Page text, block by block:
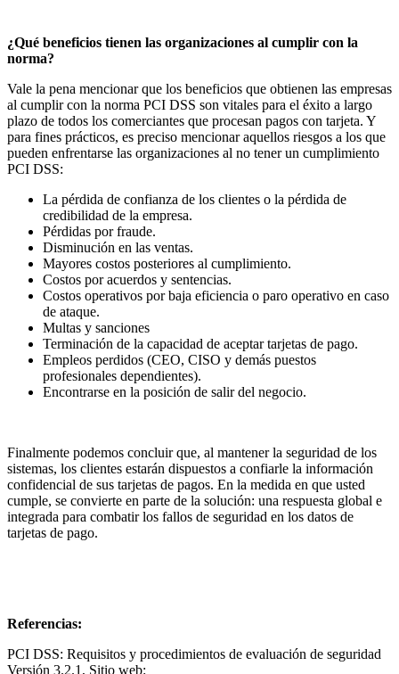
¿Qué beneficios tienen las organizaciones al cumplir con la
norma?
Vale la pena mencionar que los beneficios que obtienen las empresas
al cumplir con la norma PCI DSS son vitales para el éxito a largo
plazo de todos los comerciantes que procesan pagos con tarjeta. Y
para fines prácticos, es preciso mencionar aquellos riesgos a los que
pueden enfrentarse las organizaciones al no tener un cumplimiento
PCI DSS:
La pérdida de confianza de los clientes o la pérdida de
credibilidad de la empresa.
Pérdidas por fraude.
Disminución en las ventas.
Mayores costos posteriores al cumplimiento.
Costos por acuerdos y sentencias.
Costos operativos por baja eficiencia o paro operativo en caso
de ataque.
Multas y sanciones
Terminación de la capacidad de aceptar tarjetas de pago.
Empleos perdidos (CEO, CISO y demás puestos
profesionales dependientes).
Encontrarse en la posición de salir del negocio.
Finalmente podemos concluir que, al mantener la seguridad de los
sistemas, los clientes estarán dispuestos a confiarle la información
confidencial de sus tarjetas de pagos. En la medida en que usted
cumple, se convierte en parte de la solución: una respuesta global e
integrada para combatir los fallos de seguridad en los datos de
tarjetas de pago.
Referencias:
PCI DSS: Requisitos y procedimientos de evaluación de seguridad
Versión 3.2.1, Sitio web: